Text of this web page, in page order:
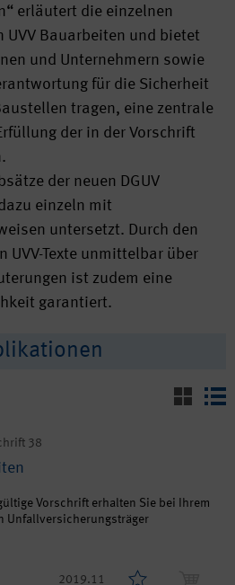
erläutert die einzelnen
UVV Bauarbeiten und bietet
und Unternehmern sowie
für die Sicherheit
tragen, eine zentrale
der in der Vorschrift
der neuen DGUV
einzeln mit
untersetzt. Durch den
UVV-Texte unmittelbar über
ist zudem eine
garantiert.
38
Vorschrift erhalten Sie bei Ihrem
Unfallversicherungsträger
2019.11